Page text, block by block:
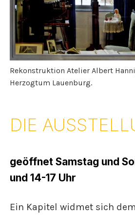
Rekonstruktion Atelier Albert
Herzogtum Lauenburg.
DIE
geöffnet Samstag und
und 14-17 Uhr
Ein Kapitel widmet sich